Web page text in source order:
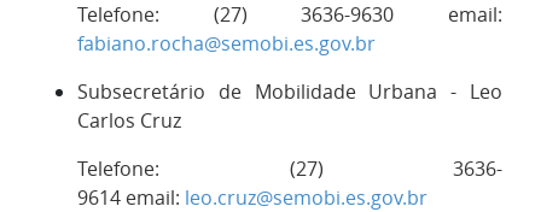
Telefone: (27) 3636-9630 email:
fabiano.rocha@semobi.es.gov.br
Subsecretário de Mobilidade Urbana - Leo
Carlos Cruz
Telefone: (27) 3636-
9614 email: leo.cruz@semobi.es.gov.br